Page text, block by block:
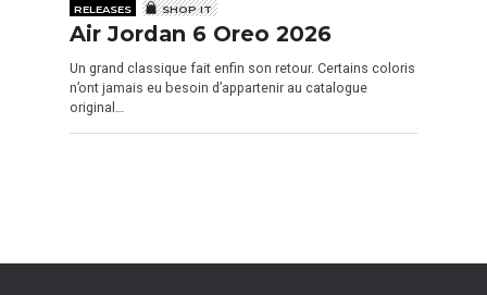
RELEASES SHOP IT
Air Jordan 6 Oreo 2026
Un grand classique fait enfin son retour. Certains coloris
n’ont jamais eu besoin d’appartenir au catalogue
original…